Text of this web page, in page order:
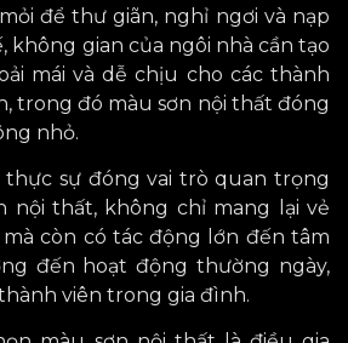
để thư giãn, nghỉ ngơi và nạp
không gian của ngôi nhà cần tạo
mái và dễ chịu cho các thành
trong đó màu sơn nội thất đóng
nhỏ.
thực sự đóng vai trò quan trọng
nội thất, không chỉ mang lại vẻ
còn có tác động lớn đến tâm
đến hoạt động thường ngày,
viên trong gia đình.